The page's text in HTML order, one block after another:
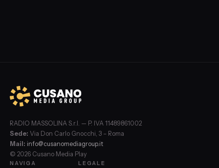
RADIO MASSOLINA S.r.l. — P. IVA 11489861002
Sede: Via Don Carlo Gnocchi, 3 – Roma
Mail: info@cusanomediagroup.it
© 2026 Cusano Media Play
NAVIGA LEGALE